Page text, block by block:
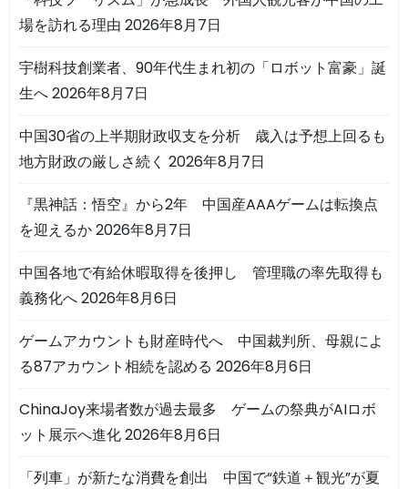
場を訪れる理由 2026年8月7日
宇樹科技創業者、90年代生まれ初の「ロボット富豪」誕
生へ2026年8月7日
中国30省の上半期財政収支を分析 歳入は予想上回るも
地方財政の厳しさ続く 2026年8月7日
『黒神話：悟空』から2年 中国産AAAゲームは転換点
を迎えるか2026年8月7日
中国各地で有給休暇取得を後押し 管理職の率先取得も
義務化へ2026年8月6日
ゲームアカウントも財産時代へ 中国裁判所、母親によ
る87アカウント相続を認める 2026年8月6日
ChinaJoy来場者数が過去最多 ゲームの祭典がAIロボ
ット展示へ進化2026年8月6日
「列車」が新たな消費を創出 中国で“鉄道＋観光”が夏